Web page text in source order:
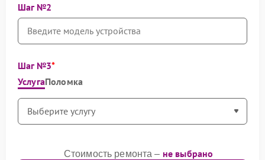
Шаг №2
Шаг №3
УслугаПоломка
Стоимость ремонта – не выбрано